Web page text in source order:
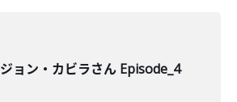
ジョン・カビラさん Episode_4